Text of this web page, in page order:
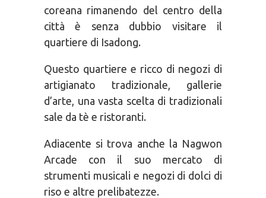
coreana rimanendo del centro della
città è senza dubbio visitare il
quartiere di Isadong.
Questo quartiere e ricco di negozi di
artigianato tradizionale, gallerie
d’arte, una vasta scelta di tradizionali
sale da tè e ristoranti.
Adiacente si trova anche la Nagwon
Arcade con il suo mercato di
strumenti musicali e negozi di dolci di
riso e altre prelibatezze.